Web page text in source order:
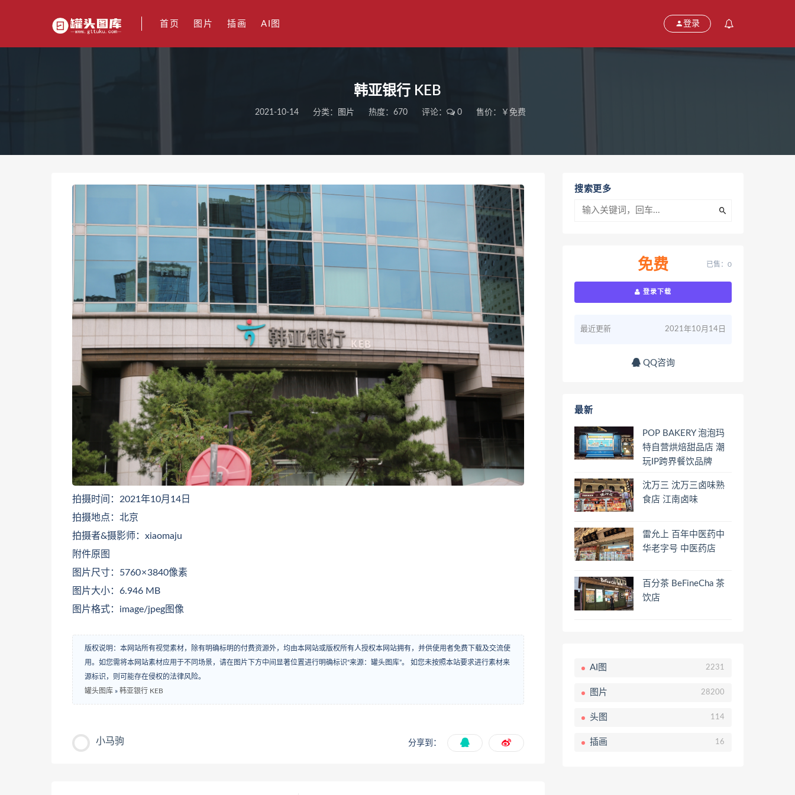
首页 图片 插画 AI图 登录
韩亚银行 KEB
2021-10-14 分类： 图片 热度：670 评论： 0 售价：￥免费
拍摄时间：2021年10月14日
拍摄地点：北京
拍摄者&摄影师：xiaomaju
附件原图
图片尺寸：5760 × 3840像素
图片大小：6.946 MB
图片格式：image/jpeg图像
版权说明：本网站所有视觉素材，除有明确标明的付费资源外，均由本网站或版权所有人授权本网站拥有，并供使用者免费下载及交流使
用。如您需将本网站素材应用于不同场景，请在图片下方中间显著位置进行明确标识“来源：罐头图库”。 如您未按照本站要求进行素材来
源标识，则可能存在侵权的法律风险。
罐头图库 » 韩亚银行 KEB
小马驹 分享到：
搜索更多
免费 已售：0
登录下载
最近更新 2021年10月14日
QQ咨询
最新
POP BAKERY 泡泡玛
特自营烘焙甜品店 潮
玩IP跨界餐饮品牌
沈万三 沈万三卤味熟
食店 江南卤味
雷允上 百年中医药中
华老字号 中医药店
百分茶 BeFineCha 茶
饮店
AI图 2231
图片 28200
头图 114
插画 16